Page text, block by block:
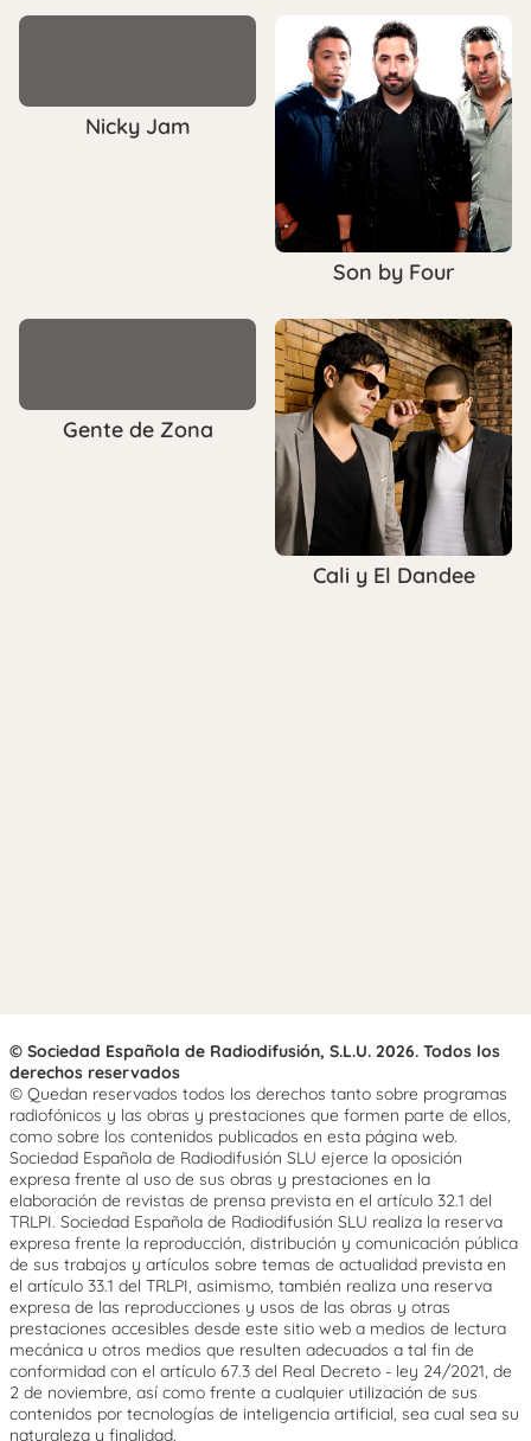
Nicky Jam
Son by Four
Gente de Zona
Cali y El Dandee
© Sociedad Española de Radiodifusión, S.L.U. 2026. Todos los
derechos reservados
© Quedan reservados todos los derechos tanto sobre programas
radiofónicos y las obras y prestaciones que formen parte de ellos,
como sobre los contenidos publicados en esta página web.
Sociedad Española de Radiodifusión SLU ejerce la oposición
expresa frente al uso de sus obras y prestaciones en la
elaboración de revistas de prensa prevista en el artículo 32.1 del
TRLPI. Sociedad Española de Radiodifusión SLU realiza la reserva
expresa frente la reproducción, distribución y comunicación pública
de sus trabajos y artículos sobre temas de actualidad prevista en
el artículo 33.1 del TRLPI, asimismo, también realiza una reserva
expresa de las reproducciones y usos de las obras y otras
prestaciones accesibles desde este sitio web a medios de lectura
mecánica u otros medios que resulten adecuados a tal fin de
conformidad con el artículo 67.3 del Real Decreto - ley 24/2021, de
2 de noviembre, así como frente a cualquier utilización de sus
contenidos por tecnologías de inteligencia artificial, sea cual sea su
naturaleza y finalidad.